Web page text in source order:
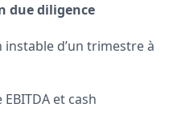
due diligence
instable d’un trimestre à
et cash